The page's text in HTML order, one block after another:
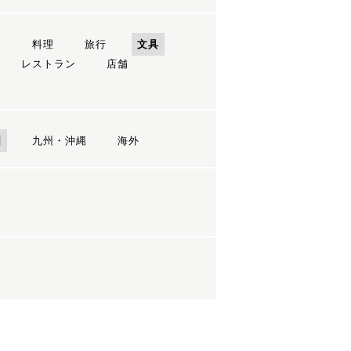
料理 旅行
文具
レストラン
店舗
九州・沖縄 海外